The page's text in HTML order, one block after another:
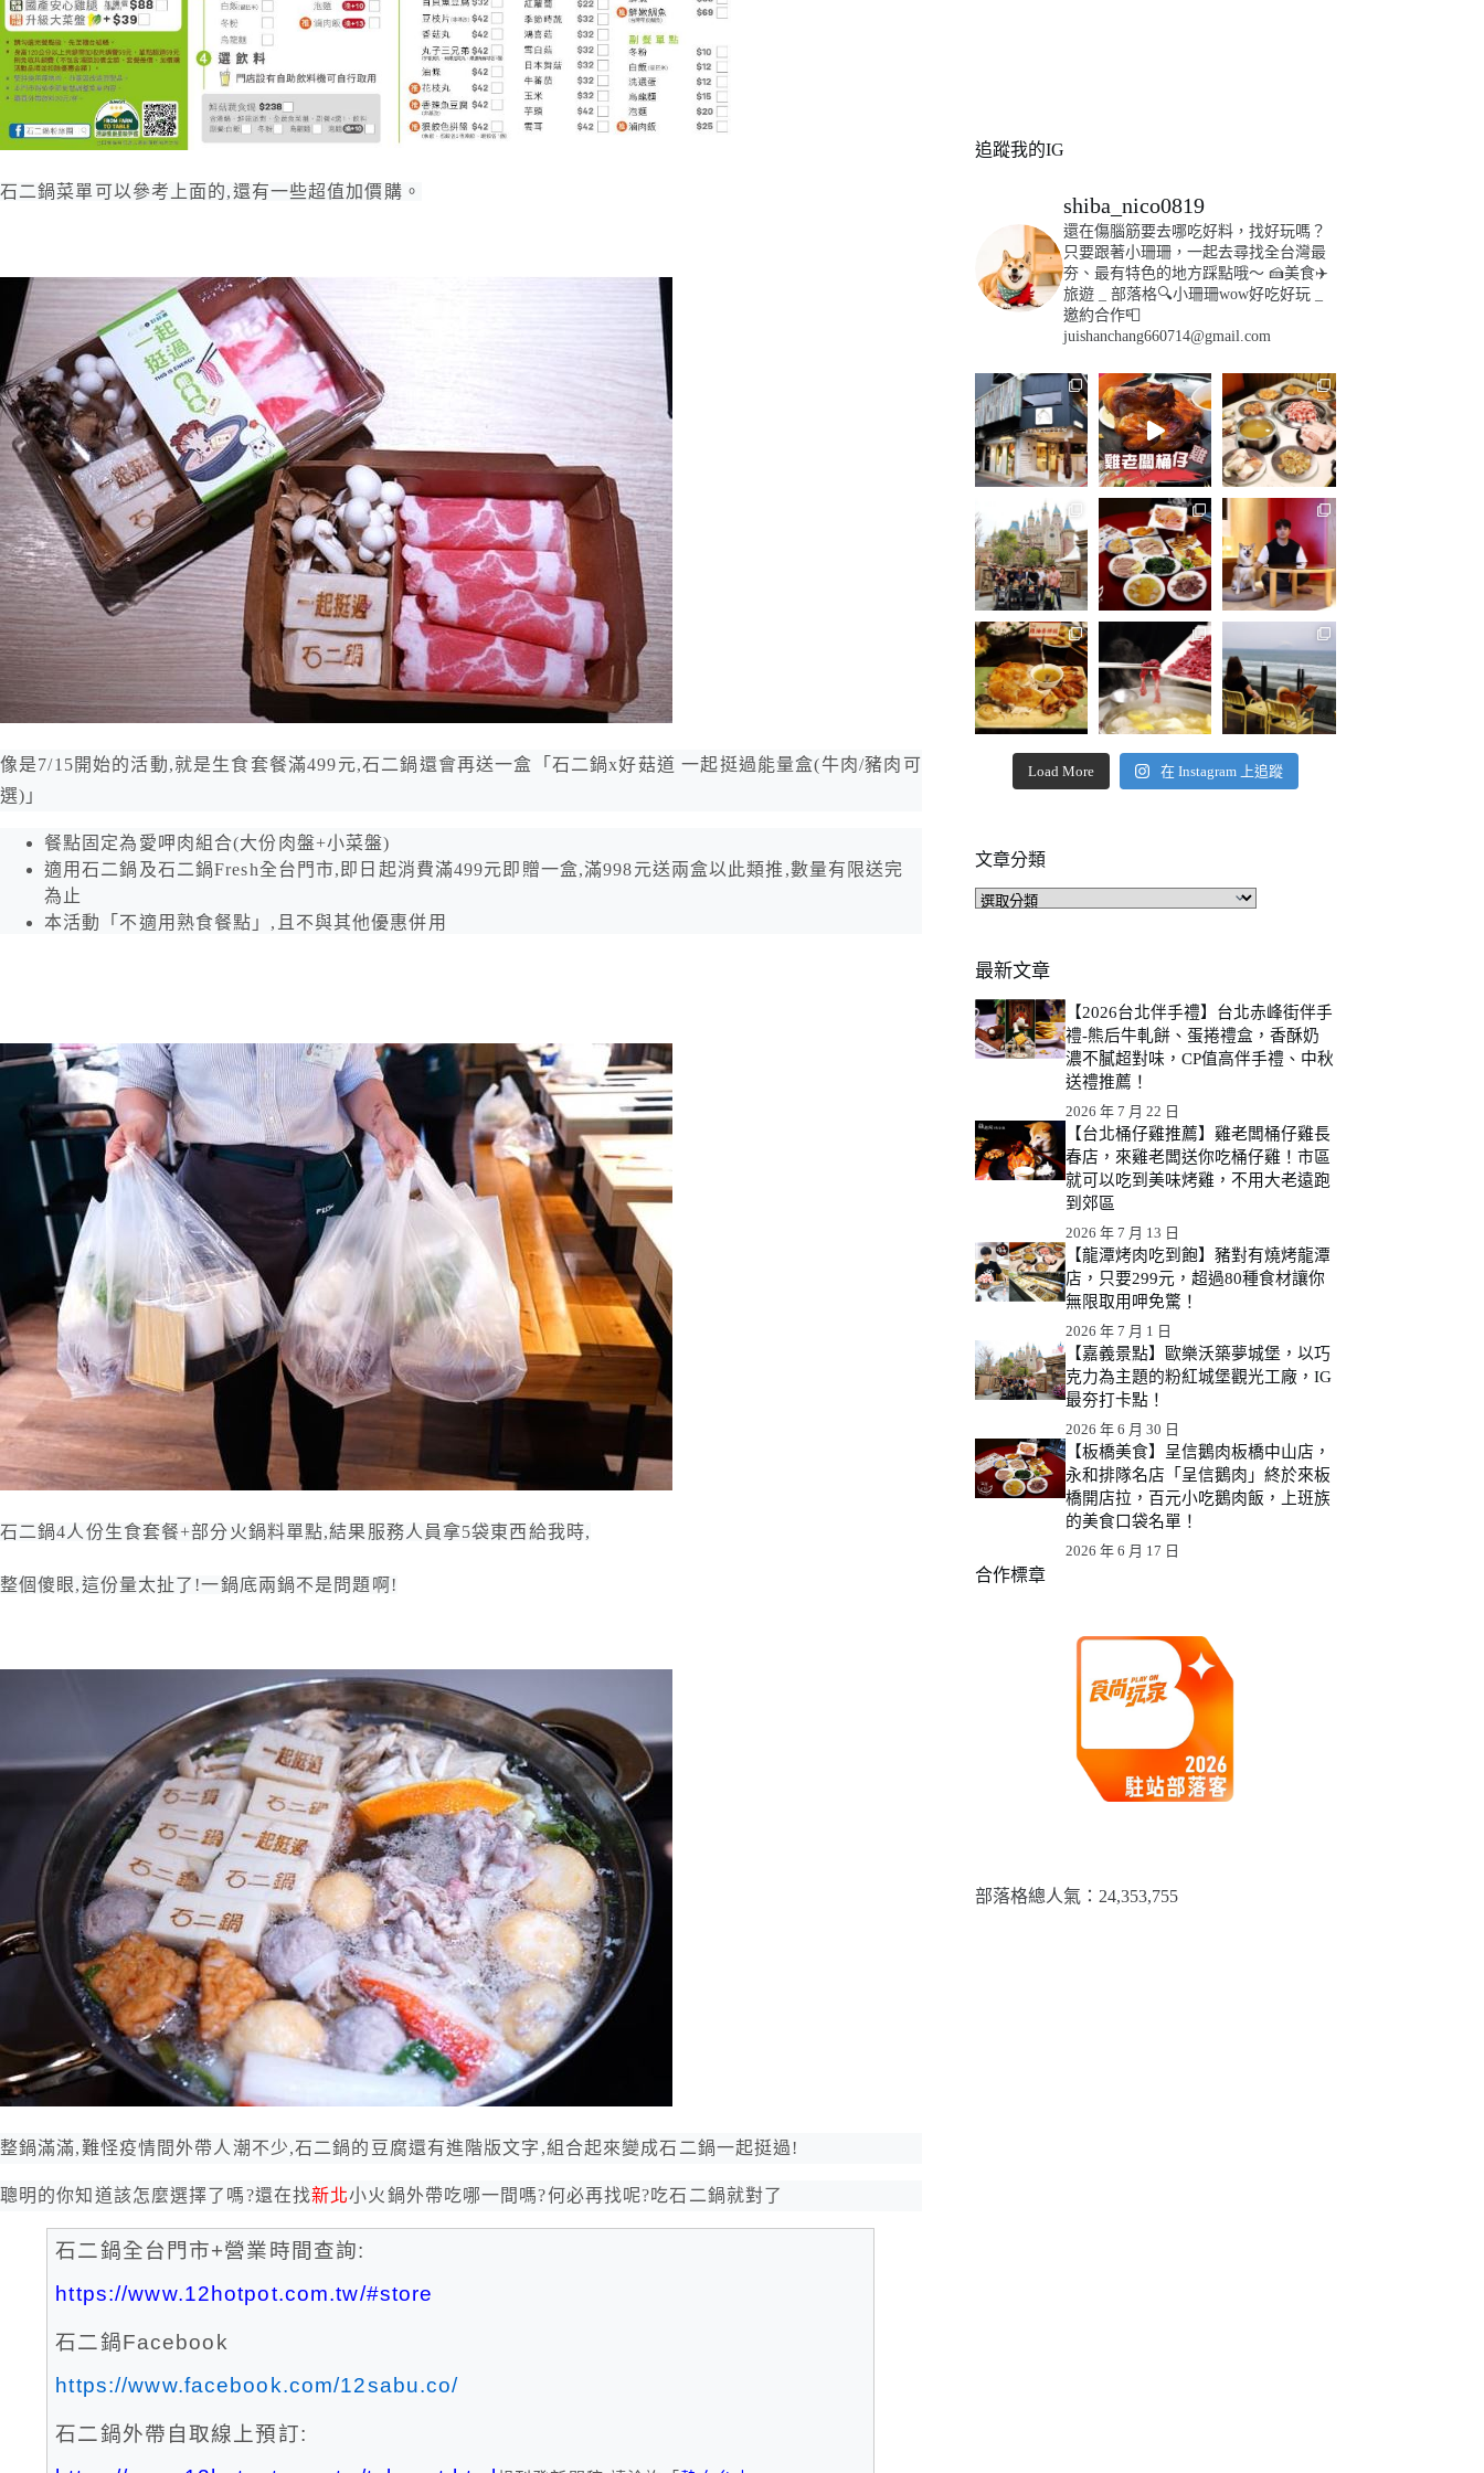
石二鍋菜單可以參考上面的,還有一些超值加價購。
像是7/15開始的活動,就是生食套餐滿499元,石二鍋還會再送一盒「石二鍋x好菇道 一起挺過能量盒(牛肉/豬肉可
選)」
餐點固定為愛呷肉組合(大份肉盤+小菜盤)
適用石二鍋及石二鍋Fresh全台門市,即日起消費滿499元即贈一盒,滿998元送兩盒以此類推,數量有限送完
為止
本活動「不適用熟食餐點」,且不與其他優惠併用
石二鍋4人份生食套餐+部分火鍋料單點,結果服務人員拿5袋東西給我時,
整個傻眼,這份量太扯了!一鍋底兩鍋不是問題啊!
整鍋滿滿,難怪疫情間外帶人潮不少,石二鍋的豆腐還有進階版文字,組合起來變成石二鍋一起挺過!
聰明的你知道該怎麼選擇了嗎?還在找新北小火鍋外帶吃哪一間嗎?何必再找呢?吃石二鍋就對了
石二鍋全台門市+營業時間查詢:
https://www.12hotpot.com.tw/#store
石二鍋Facebook
https://www.facebook.com/12sabu.co/
石二鍋外帶自取線上預訂:
追蹤我的IG
shiba_nico0819
還在傷腦筋要去哪吃好料，找好玩嗎？
只要跟著小珊珊，一起去尋找全台灣最
夯、最有特色的地方踩點哦～ 🍰美食✈️
旅遊
部落格🔍小珊珊wow好吃好玩
邀約合作📮
juishanchang660714@gmail.com
Load More 在 Instagram 上追蹤
文章分類
文
類
最新文章
【2026台北伴手禮】台北赤峰街伴手
禮-熊后牛軋餅、蛋捲禮盒，香酥奶
濃不膩超對味，CP值高伴手禮、中秋
送禮推薦！
2026 年 7 月 22 日
【台北桶仔雞推薦】雞老闆桶仔雞長
春店，來雞老闆送你吃桶仔雞！市區
就可以吃到美味烤雞，不用大老遠跑
到郊區
2026 年 7 月 13 日
【龍潭烤肉吃到飽】豬對有燒烤龍潭
店，只要299元，超過80種食材讓你
無限取用呷免驚！
2026 年 7 月 1 日
【嘉義景點】歐樂沃築夢城堡，以巧
克力為主題的粉紅城堡觀光工廠，IG
最夯打卡點！
2026 年 6 月 30 日
【板橋美食】呈信鵝肉板橋中山店，
永和排隊名店「呈信鵝肉」終於來板
橋開店拉，百元小吃鵝肉飯，上班族
的美食口袋名單！
2026 年 6 月 17 日
合作標章
部落格總人氣：​24,353,755